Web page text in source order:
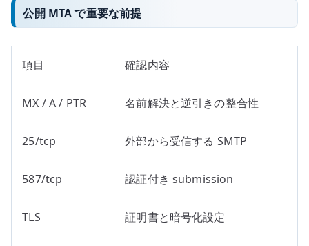
公開 MTA で重要な前提
項目 確認内容
MX / A / PTR 名前解決と逆引きの整合性
25/tcp 外部から受信する SMTP
587/tcp 認証付き submission
TLS 証明書と暗号化設定